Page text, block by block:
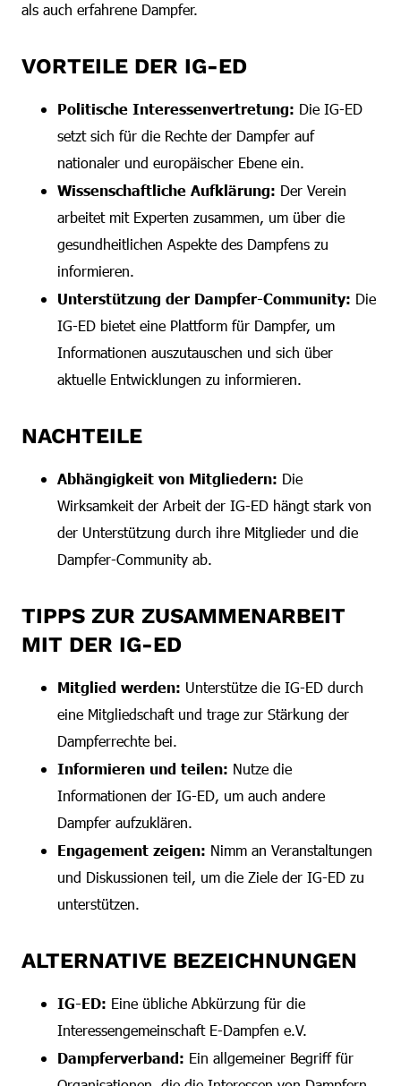
als auch erfahrene Dampfer.
VORTEILE DER IG-ED
Politische Interessenvertretung: Die IG-ED
setzt sich für die Rechte der Dampfer auf
nationaler und europäischer Ebene ein.
Wissenschaftliche Aufklärung: Der Verein
arbeitet mit Experten zusammen, um über die
gesundheitlichen Aspekte des Dampfens zu
informieren.
Unterstützung der Dampfer-Community: Die
IG-ED bietet eine Plattform für Dampfer, um
Informationen auszutauschen und sich über
aktuelle Entwicklungen zu informieren.
NACHTEILE
Abhängigkeit von Mitgliedern: Die
Wirksamkeit der Arbeit der IG-ED hängt stark von
der Unterstützung durch ihre Mitglieder und die
Dampfer-Community ab.
TIPPS ZUR ZUSAMMENARBEIT
MIT DER IG-ED
Mitglied werden: Unterstütze die IG-ED durch
eine Mitgliedschaft und trage zur Stärkung der
Dampferrechte bei.
Informieren und teilen: Nutze die
Informationen der IG-ED, um auch andere
Dampfer aufzuklären.
Engagement zeigen: Nimm an Veranstaltungen
und Diskussionen teil, um die Ziele der IG-ED zu
unterstützen.
ALTERNATIVE BEZEICHNUNGEN
IG-ED: Eine übliche Abkürzung für die
Interessengemeinschaft E-Dampfen e.V.
Dampferverband: Ein allgemeiner Begriff für